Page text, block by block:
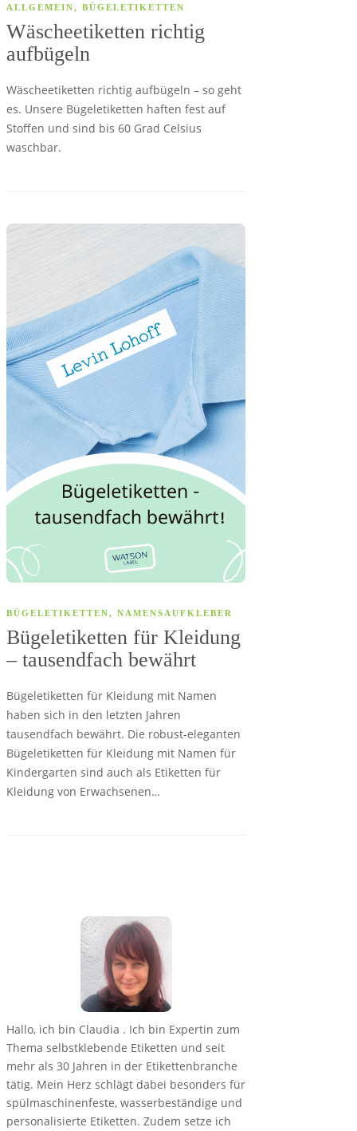
ALLGEMEIN, BÜGELETIKETTEN
Wäscheetiketten richtig
aufbügeln
Wäscheetiketten richtig aufbügeln – so geht
es. Unsere Bügeletiketten haften fest auf
Stoffen und sind bis 60 Grad Celsius
waschbar.
BÜGELETIKETTEN, NAMENSAUFKLEBER
Bügeletiketten für Kleidung
– tausendfach bewährt
Bügeletiketten für Kleidung mit Namen
haben sich in den letzten Jahren
tausendfach bewährt. Die robust-eleganten
Bügeletiketten für Kleidung mit Namen für
Kindergarten sind auch als Etiketten für
Kleidung von Erwachsenen…
Hallo, ich bin Claudia . Ich bin Expertin zum
Thema selbstklebende Etiketten und seit
mehr als 30 Jahren in der Etikettenbranche
tätig. Mein Herz schlägt dabei besonders für
spülmaschinenfeste, wasserbeständige und
personalisierte Etiketten. Zudem setze ich